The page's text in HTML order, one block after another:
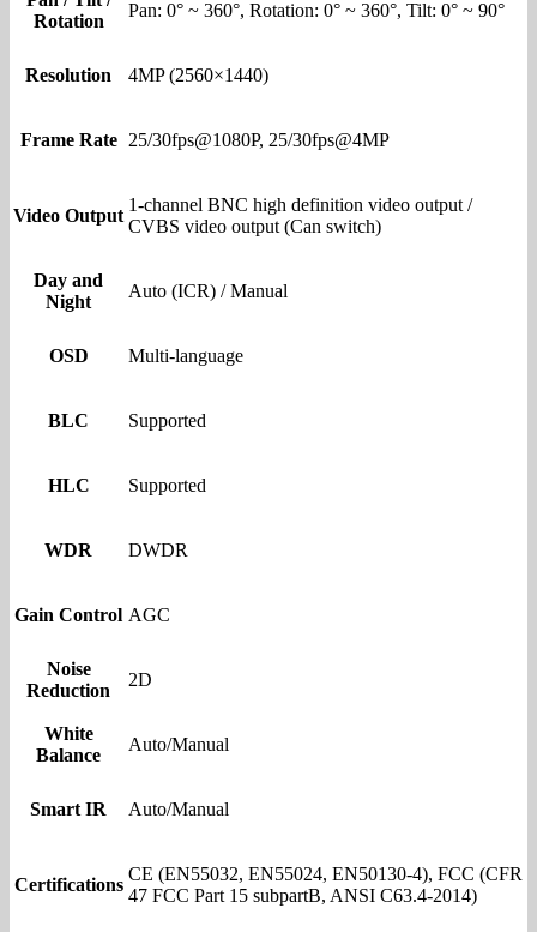
Rotation
Pan: 0° ~ 360°, Rotation: 0° ~ 360°, Tilt: 0° ~ 90°
Resolution 4MP (2560×1440)
Frame Rate 25/30fps@1080P, 25/30fps@4MP
Video Output
1-channel BNC high definition video output /
CVBS video output (Can switch)
Day and
Night
Auto (ICR) / Manual
OSD Multi-language
BLC Supported
HLC Supported
WDR DWDR
Gain Control AGC
Noise
Reduction
2D
White
Balance
Auto/Manual
Smart IR Auto/Manual
Certifications
CE (EN55032, EN55024, EN50130-4), FCC (CFR
47 FCC Part 15 subpartB, ANSI C63.4-2014)